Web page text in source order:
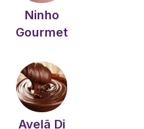
Ninho
Gourmet
Avelã Di